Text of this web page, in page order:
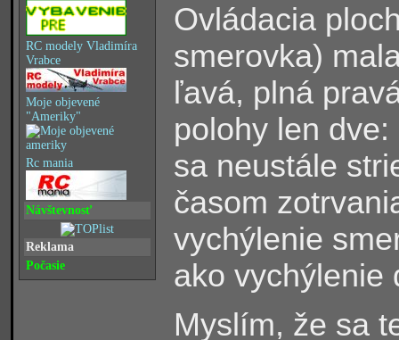
RC modely Vladimíra
Vrabce
Moje objevené
"Ameriky"
Rc mania
Návštevnosť
Reklama
Počasie
Ovládacia
smerovka)
ľavá, plná
polohy len
sa neustále
časom
vychýlenie
ako vychýlenie
Myslím, že sa